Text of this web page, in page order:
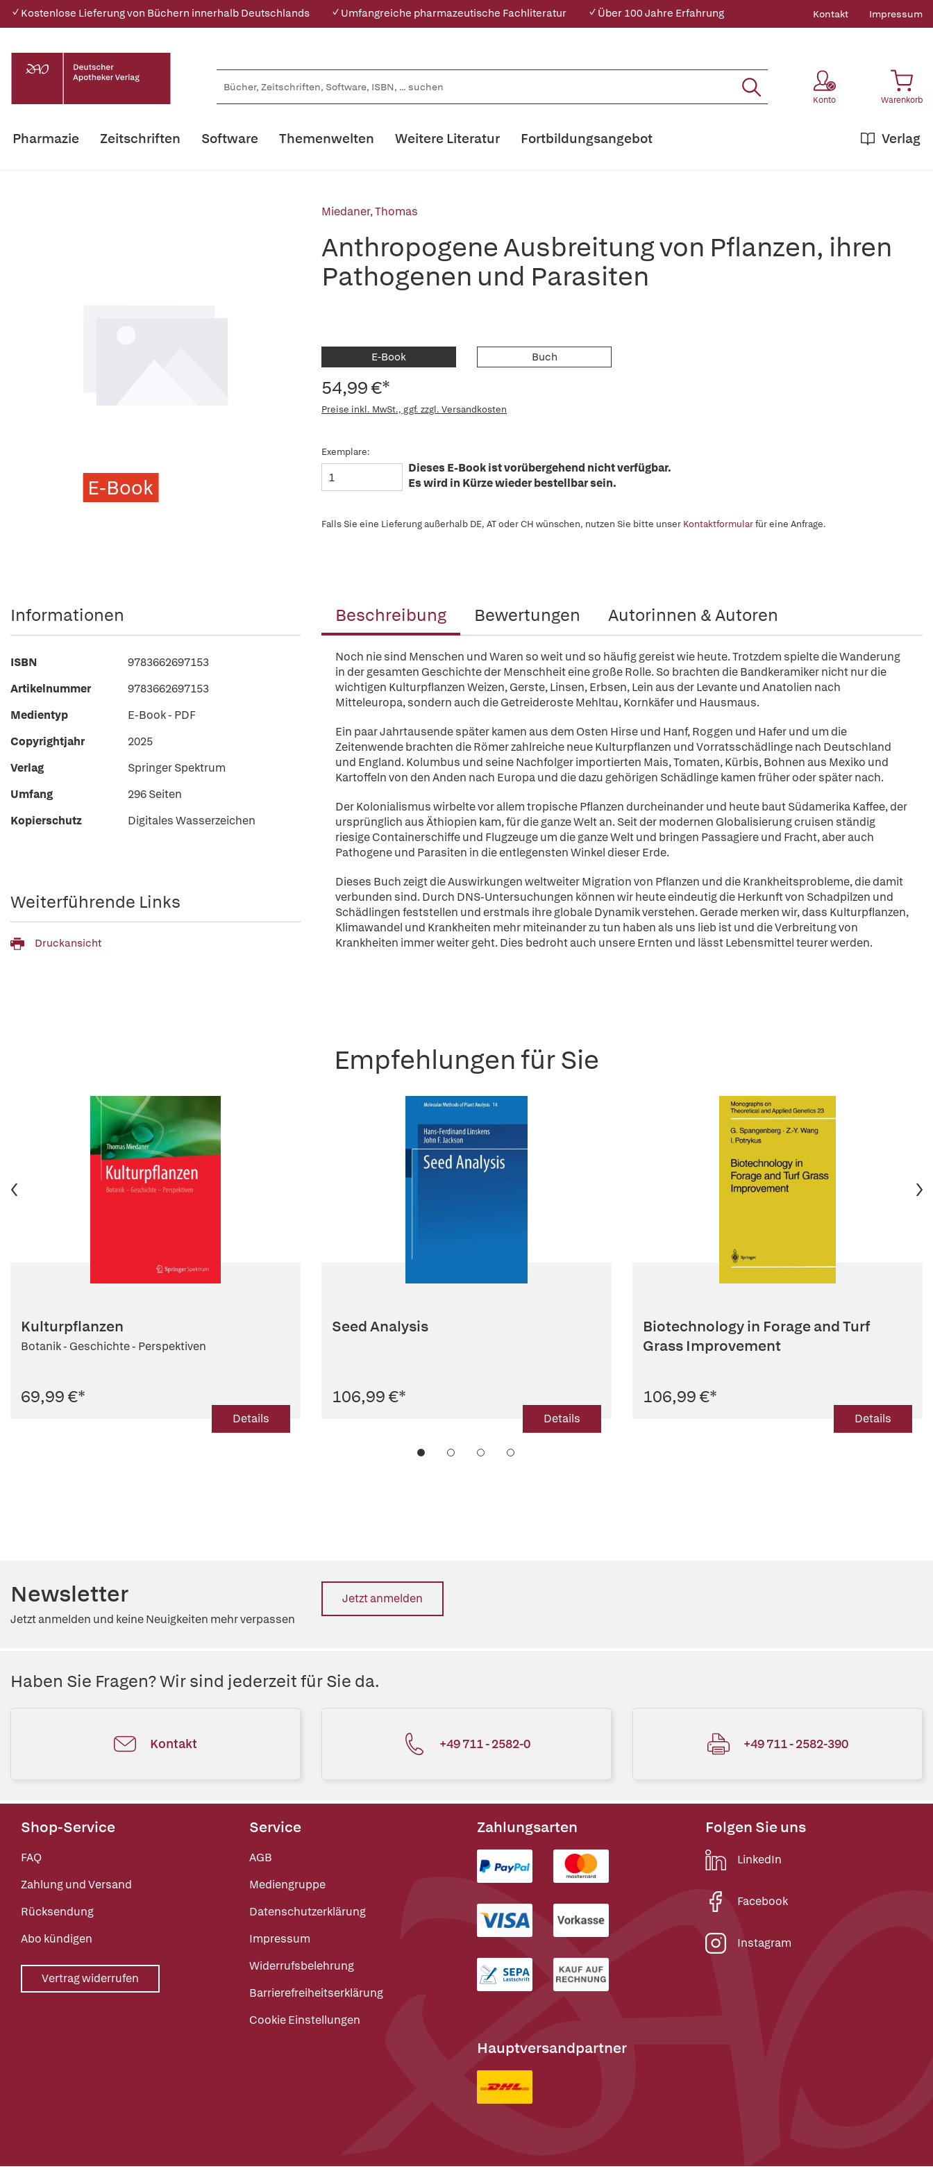
✓ Kostenlose Lieferung von Büchern innerhalb Deutschlands ✓ Umfangreiche pharmazeutische Fachliteratur ✓ Über 100 Jahre Erfahrung Kontakt Impressum
Konto Warenkorb
Pharmazie Zeitschriften Software Themenwelten Weitere Literatur Verlag
Fortbildungsangebot
E-Book
Miedaner, Thomas
Anthropogene Ausbreitung von Pflanzen, ihren
Pathogenen und Parasiten
E-Book Buch
54,99 €*
Preise inkl. MwSt., ggf. zzgl. Versandkosten
Exemplare:
Dieses E-Book ist vorübergehend nicht verfügbar.
Es wird in Kürze wieder bestellbar sein.
Falls Sie eine Lieferung außerhalb DE, AT oder CH wünschen, nutzen Sie bitte unser Kontaktformularfür eine Anfrage.
Beschreibung Bewertungen Autorinnen & Autoren
Noch nie sind Menschen und Waren so weit und so häufig gereist wie heute. Trotzdem spielte die Wanderung
in der gesamten Geschichte der Menschheit eine große Rolle. So brachten die Bandkeramiker nicht nur die
wichtigen Kulturpflanzen Weizen, Gerste, Linsen, Erbsen, Lein aus der Levante und Anatolien nach
Mitteleuropa, sondern auch die Getreideroste Mehltau, Kornkäfer und Hausmaus.
Ein paar Jahrtausende später kamen aus dem Osten Hirse und Hanf, Roggen und Hafer und um die
Zeitenwende brachten die Römer zahlreiche neue Kulturpflanzen und Vorratsschädlinge nach Deutschland
und England. Kolumbus und seine Nachfolger importierten Mais, Tomaten, Kürbis, Bohnen aus Mexiko und
Kartoffeln von den Anden nach Europa und die dazu gehörigen Schädlinge kamen früher oder später nach.
Der Kolonialismus wirbelte vor allem tropische Pflanzen durcheinander und heute baut Südamerika Kaffee, der
ursprünglich aus Äthiopien kam, für die ganze Welt an. Seit der modernen Globalisierung cruisen ständig
riesige Containerschiffe und Flugzeuge um die ganze Welt und bringen Passagiere und Fracht, aber auch
Pathogene und Parasiten in die entlegensten Winkel dieser Erde.
Dieses Buch zeigt die Auswirkungen weltweiter Migration von Pflanzen und die Krankheitsprobleme, die damit
verbunden sind. Durch DNS-Untersuchungen können wir heute eindeutig die Herkunft von Schadpilzen und
Schädlingen feststellen und erstmals ihre globale Dynamik verstehen. Gerade merken wir, dass Kulturpflanzen,
Klimawandel und Krankheiten mehr miteinander zu tun haben als uns lieb ist und die Verbreitung von
Krankheiten immer weiter geht. Dies bedroht auch unsere Ernten und lässt Lebensmittel teurer werden.
Informationen
ISBN
9783662697153
Artikelnummer
9783662697153
Medientyp
E-Book - PDF
Copyrightjahr
2025
Verlag
Springer Spektrum
Umfang
296 Seiten
Kopierschutz
Digitales Wasserzeichen
Weiterführende Links
Druckansicht
Empfehlungen für Sie
Kulturpflanzen
Botanik - Geschichte - Perspektiven
69,99 €*
Details
Seed Analysis
106,99 €*
Details
Biotechnology in Forage and Turf
Grass Improvement
106,99 €*
Details
Newsletter
Jetzt anmelden und keine Neuigkeiten mehr verpassen
Jetzt anmelden
Haben Sie Fragen? Wir sind jederzeit für Sie da.
Kontakt +49 711 - 2582-0 +49 711 - 2582-390
Shop-Service
FAQ
Zahlung und Versand
Rücksendung
Abo kündigen
Vertrag widerrufen
Service
AGB
Mediengruppe
Datenschutzerklärung
Impressum
Widerrufsbelehrung
Barrierefreiheitserklärung
Cookie Einstellungen
Zahlungsarten
Hauptversandpartner
Folgen Sie uns
LinkedIn
Facebook
Instagram